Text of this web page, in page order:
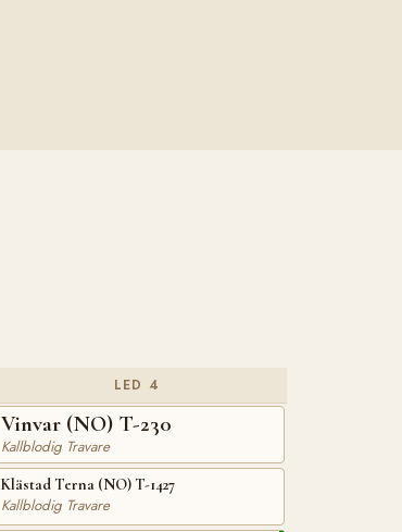
LED 4
Vinvar (NO) T-230
Kallblodig Travare
Klästad Terna (NO) T-1427
Kallblodig Travare